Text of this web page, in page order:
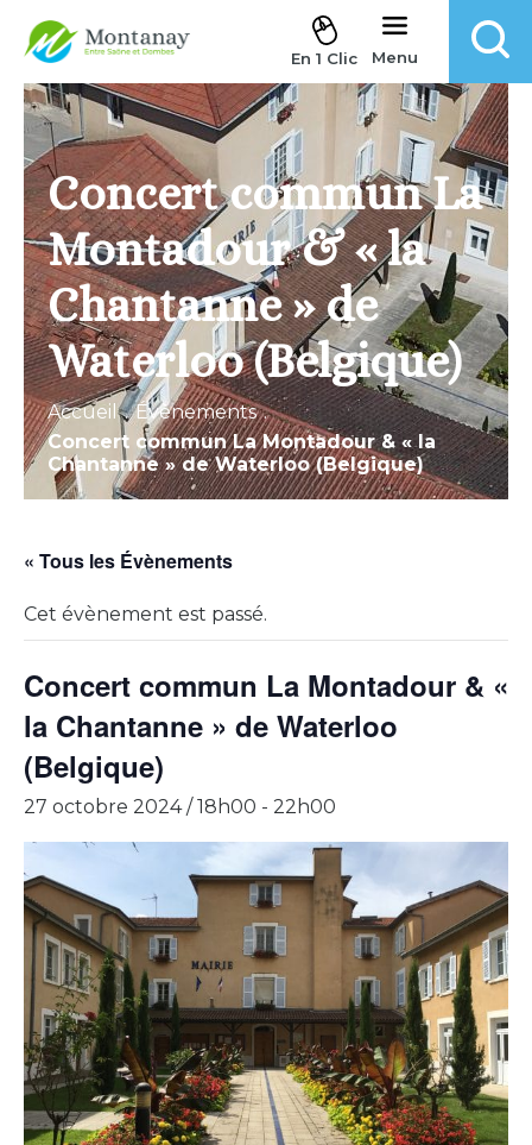
Aller au contenu
En 1 Clic Menu
Concert commun La
Montadour & « la
Chantanne » de
Waterloo (Belgique)
Accueil . Évènements .
Concert commun La Montadour & « la
Chantanne » de Waterloo (Belgique)
« Tous les Évènements
Cet évènement est passé.
Concert commun La Montadour & «
la Chantanne » de Waterloo
(Belgique)
27 octobre 2024 / 18h00 - 22h00